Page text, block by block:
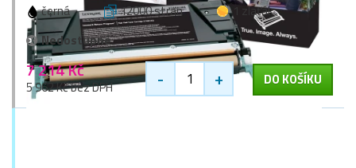
černá 12000 stran
1 zlaťák
Nedostupné
7 214 Kč
5 962 Kč bez DPH - + DO KOŠÍKU